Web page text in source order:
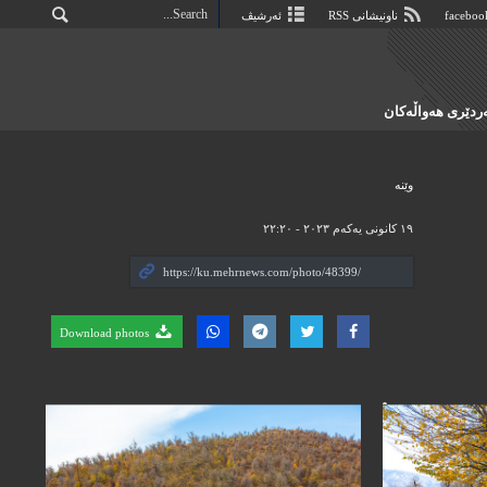
ناونیشانی RSS ئەرشیڤ
هەواڵەکان
وێنه‌
١٩ کانونی یەکەم ٢٠٢٣ - ٢٢:٢٠